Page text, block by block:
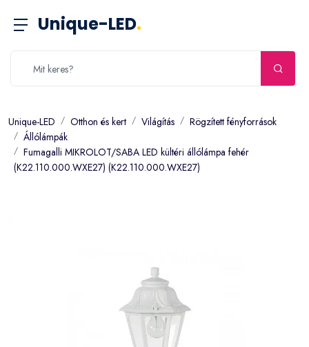
Unique-LED.
Unique-LED Otthon és kert Világítás
Rögzített fényforrások
Állólámpák
Fumagalli MIKROLOT/SABA LED kültéri állólámpa fehér
(K22.110.000.WXE27) (K22.110.000.WXE27)